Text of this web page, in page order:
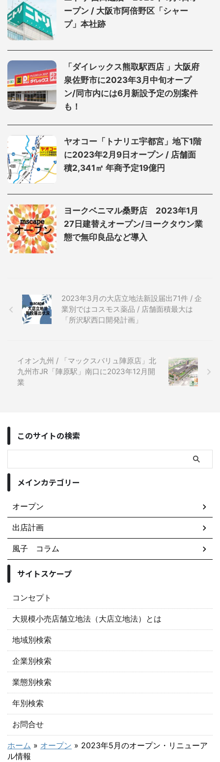
ープン / 大阪市阿倍野区「シャー
プ」本社跡
「ダイレックス熊取駅西店 」大阪府
泉佐野市に2023年3月中旬オープ
ン/同市内には6月新設予定の別案件
も！
ヤオコー「トナリエ宇都宮」地下1階
に2023年2月9日オープン / 店舗面
積2,341㎡ 年商予定19億円
ヨークベニマル桑野店 2023年1月
27日建替えオープン/ヨークタウン業
態で無印良品など導入
2023年3月の大店立地法新設届出71件 / 企
業別ではコスモス薬品 / 店舗面積最大は
「所沢駅西口開発計画」
イオン九州 / 「マックスバリュ陣原店」北
九州市JR「陣原駅」南口に2023年12月開
業
このサイトの検索
メインカテゴリー
オープン
出店計画
風子 コラム
サイトスケープ
コンセプト
大規模小売店舗立地法（大店立地法）とは
地域別検索
企業別検索
業態別検索
年別検索
お問合せ
ホーム » オープン » 2023年5月のオープン・リニューア
ル情報